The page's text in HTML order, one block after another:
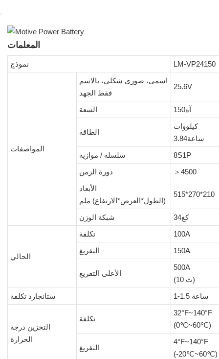
المعلمات
نموذج LM-VP24150
المواصفات
اسمى، صورى شكلى، بالاسم
فقط الجهد
25.6V
السعة آه150
الطاقة
كيلووات
ساعة3.84
سلسلة / موازية
8S1P
دورة الزمن
＞4500
الأبعاد
(الطول*العرض*الارتفاع) ملم
515*270*210
شبكة الوزن كغ34
الحالي
تكلفة
100A
التفريغ
150A
الأعلى التفريغ
500A
(10 ث)
ستانجارد تكلفة
1-1.5 ساعة
التخزين درجة
الحرارة
تكلفة
32°F~140°F
(0℃~60℃)
التفريغ
4°F~140°F
(-20℃~60℃)